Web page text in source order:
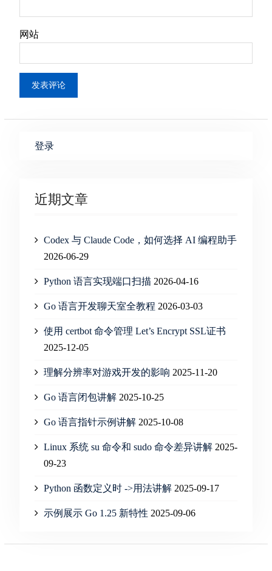
网站
登录
近期文章
Codex 与 Claude Code，如何选择 AI 编程助手
2026-06-29
Python 语言实现端口扫描 2026-04-16
Go 语言开发聊天室全教程 2026-03-03
使用 certbot 命令管理 Let’s Encrypt SSL证书
2025-12-05
理解分辨率对游戏开发的影响 2025-11-20
Go 语言闭包讲解 2025-10-25
Go 语言指针示例讲解 2025-10-08
Linux 系统 su 命令和 sudo 命令差异讲解 2025-
09-23
Python 函数定义时 ->用法讲解 2025-09-17
示例展示 Go 1.25 新特性 2025-09-06